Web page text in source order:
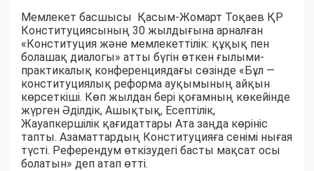
Мемлекет басшысы Қасым-Жомарт Тоқаев ҚР
Конституциясының 30 жылдығына арналған
«Конституция және мемлекеттілік: құқық пен
болашақ диалогы» атты бүгін өткен ғылыми-
практикалық конференциядағы сөзінде «Бұл —
конституциялық реформа ауқымының айқын
көрсеткіші. Көп жылдан бері қоғамның көкейінде
жүрген Әділдік, Ашықтық, Есептілік,
Жауапкершілік қағидаттары Ата заңда көрініс
тапты. Азаматтардың Конституцияға сенімі нығая
түсті. Референдум өткізудегі басты мақсат осы
болатын» деп атап өтті.